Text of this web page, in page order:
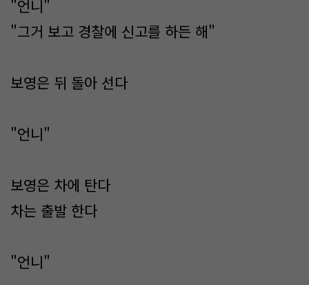
"언니"
"그거 보고 경찰에 신고를 하든 해"
보영은 뒤 돌아 선다
"언니"
보영은 차에 탄다
차는 출발 한다
"언니"